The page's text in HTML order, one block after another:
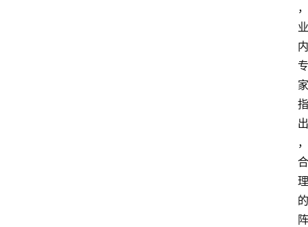
，
业
内
专
家
指
出
，
合
理
的
阵